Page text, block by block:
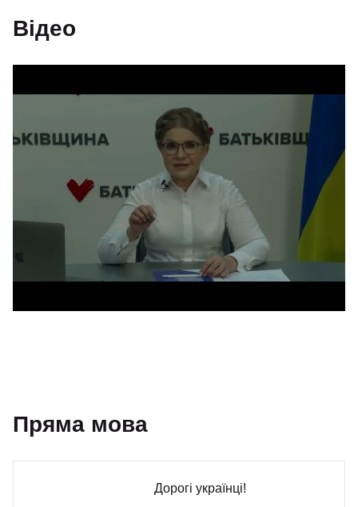
Відео
Пряма мова
Дорогі українці!